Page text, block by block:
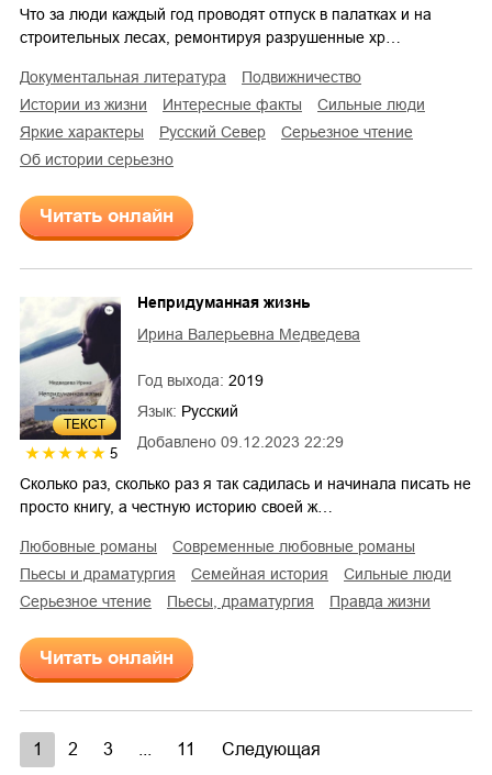
Что за люди каждый год проводят отпуск в палатках и на
строительных лесах, ремонтируя разрушенные хр…
документальная литература
подвижничество
истории из жизни
интересные факты
сильные люди
яркие характеры
Русский Север
серьезное чтение
об истории серьезно
Читать онлайн
ТЕКСТ
5
Добавлено 09.12.2023 22:29
Непридуманная жизнь
Ирина Валерьевна Медведева
Год выхода: 2019
Язык: Русский
Сколько раз, сколько раз я так садилась и начинала писать не
просто книгу, а честную историю своей ж…
любовные романы
современные любовные романы
пьесы и драматургия
семейная история
сильные люди
серьезное чтение
пьесы, драматургия правда жизни
Читать онлайн
1 2 3 11 Следующая